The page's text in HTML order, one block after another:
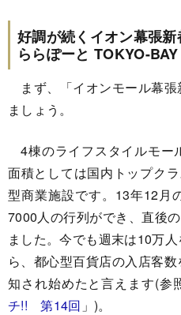
好調が続くイオン幕張新
ららぽーと TOKYO-BAY
まず、「イオンモール幕
ましょう。
4棟のライフスタイルモー
面積としては国内トップク
型商業施設です。13年12月
7000人の行列ができ、直後
ました。今でも週末は10万
ら、都心型百貨店の入店客
知され始めたと言えます(参
チ!! 第14回 」)。